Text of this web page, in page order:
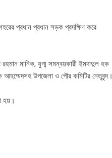
প্রধান প্রধান সড়ক প্রদক্ষিণ করে
রহমান মানিক, যুগ্ম সমন্বয়কারী ইমদাদুল হক
উপজেলা ও পৌর কমিটির নেতৃবৃন্দ।
হয়।